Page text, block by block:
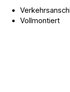
Vollmontiert